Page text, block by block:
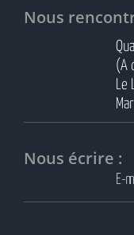
Nous
(A
Le
Nous écrire :
E-